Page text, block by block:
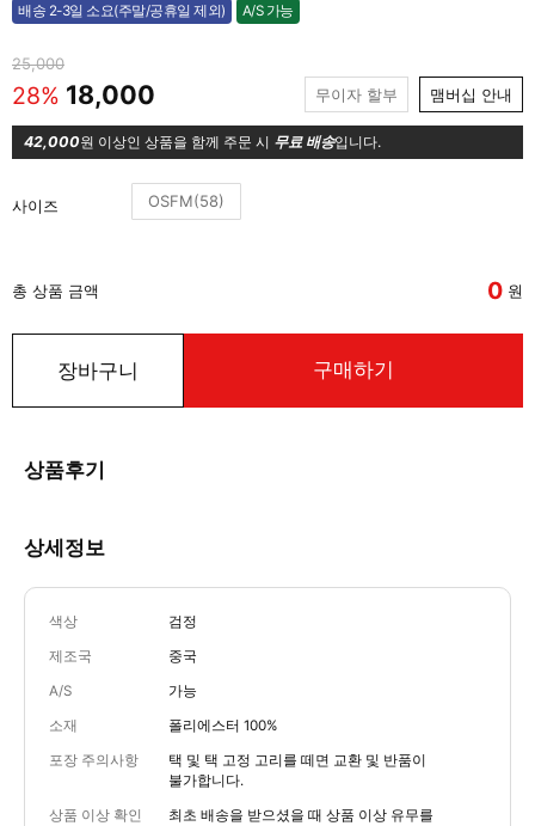
배송 2-3일 소요(주말/공휴일 제외) A/S 가능
가능
25,000
28% 18,000 무이자 할부 맴버십 안내
42,000원 이상인 상품을 함께 주문 시 무료 배송입니다.
사이즈 OSFM(58)
총 상품 금액 0 원
장바구니 구매하기
상품후기
상세정보
색상 검정
제조국 중국
A/S 가능
소재 폴리에스터 100%
포장 주의사항
택 및 택 고정 고리를 떼면 교환 및 반품이
불가합니다.
상품 이상 확인
최초 배송을 받으셨을 때 상품 이상 유무를